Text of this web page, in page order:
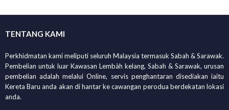
TENTANG KAMI
Perkhidmatan kami meliputi seluruh Malaysia termasuk Sabah & Sarawak.
Pembelian untuk luar Kawasan Lembàh kelang, Sabah & Sarawak, urusan
pembelian adalah melalui Online, servis penghantaran disediakan iaitu
Kereta Baru anda akan di hantar ke cawangan perodua berdekatan lokasi
anda.